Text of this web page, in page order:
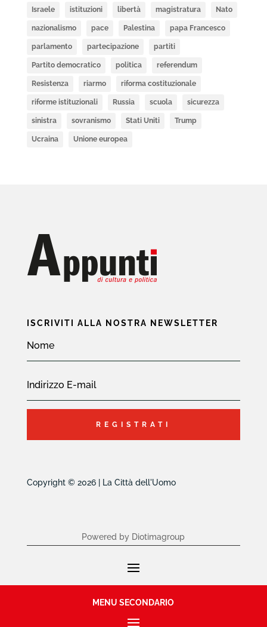
Israele istituzioni libertà magistratura Nato
nazionalismo pace Palestina papa Francesco
parlamento partecipazione partiti
Partito democratico politica referendum
Resistenza riarmo riforma costituzionale
riforme istituzionali Russia scuola sicurezza
sinistra sovranismo Stati Uniti Trump
Ucraina Unione europea
ISCRIVITI ALLA NOSTRA NEWSLETTER
REGISTRATI
Copyright © 2026 | La Città dell'Uomo
Powered by Diotimagroup
MENU SECONDARIO